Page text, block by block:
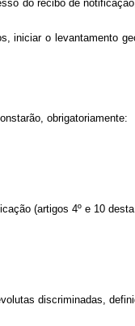
do recibo de
iniciar o levantamento
obrigatoriamente:
(artigos 4º e 10
discriminadas,